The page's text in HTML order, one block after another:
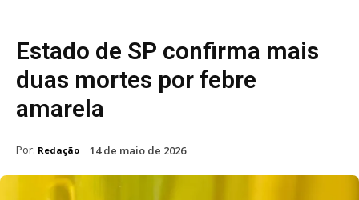
Estado de SP confirma mais
duas mortes por febre
amarela
Por: Redação 14 de maio de 2026